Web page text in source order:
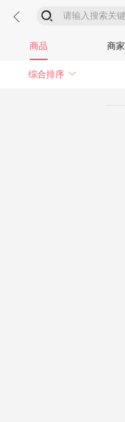
 
商品 商家
综合排序 